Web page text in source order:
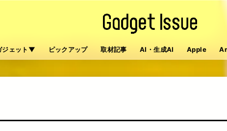
ジェット▼ ピックアップ 取材記事 AI・生成AI Apple